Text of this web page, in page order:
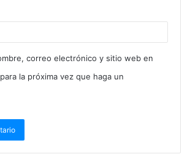
correo electrónico y sitio web en
la próxima vez que haga un